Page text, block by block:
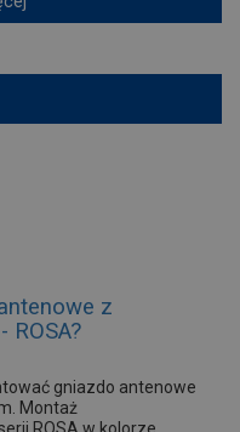
z
ROSA?
gniazdo antenowe
Montaż